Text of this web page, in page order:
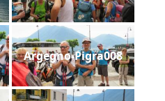
Argegno-Pigra008